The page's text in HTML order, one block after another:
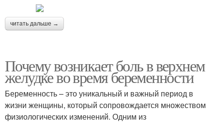
читать дальше →
Почему возникает боль в верхнем
желудке во время беременности
Беременность – это уникальный и важный период в
жизни женщины, который сопровождается множеством
физиологических изменений. Одним из